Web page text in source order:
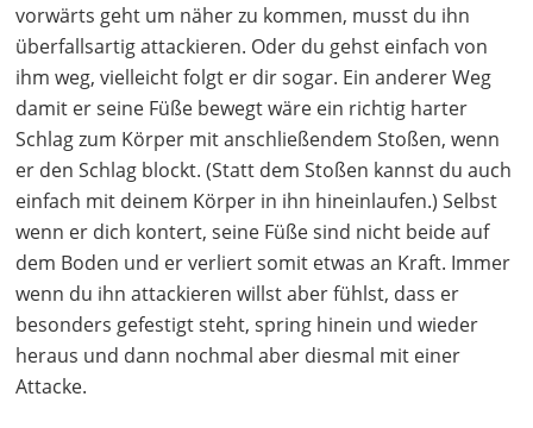
vorwärts geht um näher zu kommen, musst du ihn
überfallsartig attackieren. Oder du gehst einfach von
ihm weg, vielleicht folgt er dir sogar. Ein anderer Weg
damit er seine Füße bewegt wäre ein richtig harter
Schlag zum Körper mit anschließendem Stoßen, wenn
er den Schlag blockt. (Statt dem Stoßen kannst du auch
einfach mit deinem Körper in ihn hineinlaufen.) Selbst
wenn er dich kontert, seine Füße sind nicht beide auf
dem Boden und er verliert somit etwas an Kraft. Immer
wenn du ihn attackieren willst aber fühlst, dass er
besonders gefestigt steht, spring hinein und wieder
heraus und dann nochmal aber diesmal mit einer
Attacke.